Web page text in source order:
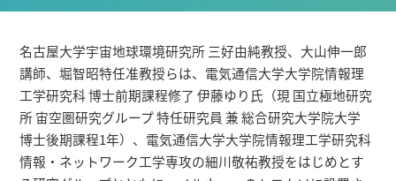
名古屋大学
名古屋大学基金
研究者総覧
名古屋大学宇宙地球環境研究所 三好由純教授、大山伸一郎
講師、堀智昭特任准教授らは、電気通信大学大学院情報理
工学研究科 博士前期課程修了 伊藤ゆり氏（現 国立極地研究
所 宙空圏研究グループ 特任研究員 兼 総合研究大学院大学
博士後期課程1年）、電気通信大学大学院情報理工学研究科
情報・ネットワーク工学専攻の細川敬祐教授をはじめとす